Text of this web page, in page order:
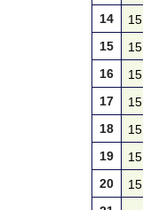
14
15
15
15
16
15
17 15
18
15
19
15
20
15